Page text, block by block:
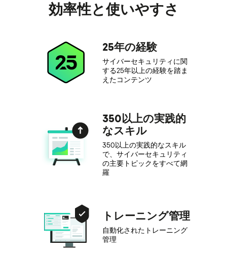
効率性と使いやすさ
25年の経験
サイバーセキュリティに関
する25年以上の経験を踏ま
えたコンテンツ
350以上の実践的
なスキル
350以上の実践的なスキル
で、サイバーセキュリティ
の主要トピックをすべて網
羅
トレーニング管理
自動化されたトレーニング
管理